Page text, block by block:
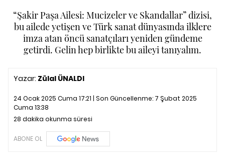
“Şakir Paşa Ailesi: Mucizeler ve Skandallar” dizisi,
bu ailede yetişen ve Türk sanat dünyasında ilklere
imza atan öncü sanatçıları yeniden gündeme
getirdi. Gelin hep birlikte bu aileyi tanıyalım.
Yazar: Zülal ÜNALDI
24 Ocak 2025 Cuma 17:21 | Son Güncellenme: 7 Şubat 2025
Cuma 13:38
28 dakika okunma süresi
ABONE OL